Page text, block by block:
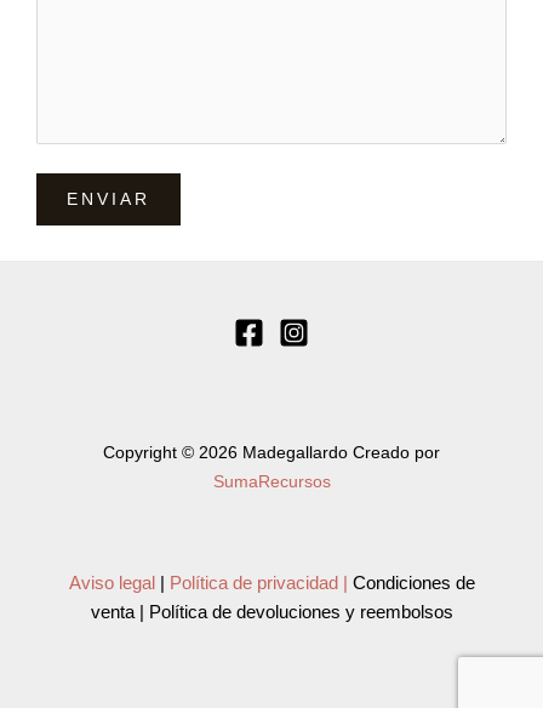
Copyright © 2026 Madegallardo Creado por
SumaRecursos
Aviso legal| Política de privacidad | Condiciones de
venta | Política de devoluciones y reembolsos